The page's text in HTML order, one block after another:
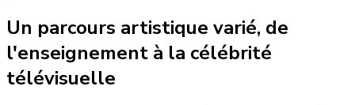
Un parcours artistique varié, de
l'enseignement à la célébrité
télévisuelle